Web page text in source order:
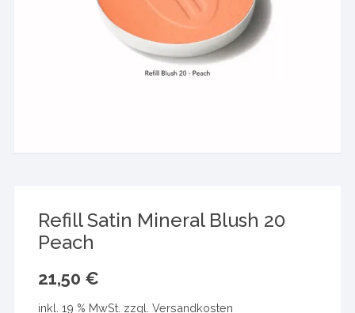
Refill Satin Mineral Blush 20
Peach
21,50 €
inkl. 19 % MwSt. zzgl.Versandkosten